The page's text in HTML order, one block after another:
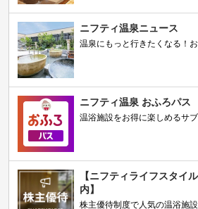
ニフティ温泉ニュース
温泉にもっと行きたくなる！
ニフティ温泉 おふろパス
温浴施設をお得に楽しめるサ
【ニフティライフスタイ
内】
株主優待制度で人気の温浴施